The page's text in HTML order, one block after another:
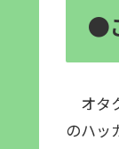
●
オタ
のハッ